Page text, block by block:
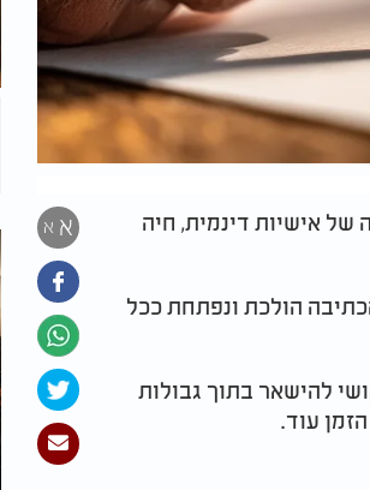
א א
של אישיות דינמית, חיה
הולכת ונפתחת ככל
להישאר בתוך גבולות
עוד.